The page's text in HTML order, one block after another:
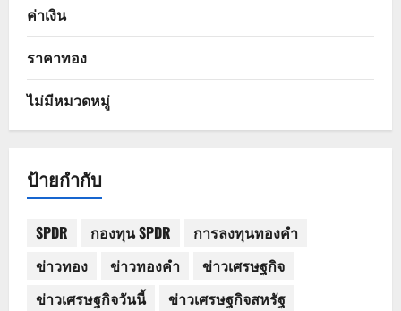
ค่าเงิน
ราคาทอง
ไม่มีหมวดหมู่
ป้ายกำกับ
SPDR กองทุน SPDR
การลงทุนทองคำ
ข่าวทอง
ข่าวทองคำ
ข่าวเศรษฐกิจ
ข่าวเศรษฐกิจวันนี้
ข่าวเศรษฐกิจสหรัฐ